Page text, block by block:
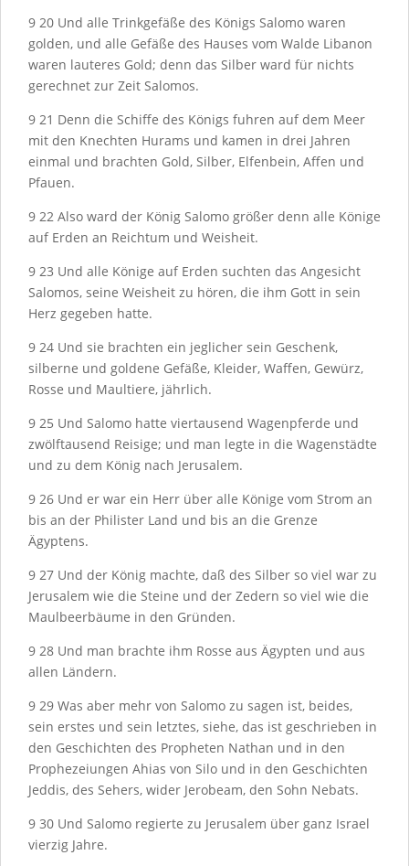
9 20 Und alle Trinkgefäße des Königs Salomo waren
golden, und alle Gefäße des Hauses vom Walde Libanon
waren lauteres Gold; denn das Silber ward für nichts
gerechnet zur Zeit Salomos.
9 21 Denn die Schiffe des Königs fuhren auf dem Meer
mit den Knechten Hurams und kamen in drei Jahren
einmal und brachten Gold, Silber, Elfenbein, Affen und
Pfauen.
9 22 Also ward der König Salomo größer denn alle Könige
auf Erden an Reichtum und Weisheit.
9 23 Und alle Könige auf Erden suchten das Angesicht
Salomos, seine Weisheit zu hören, die ihm Gott in sein
Herz gegeben hatte.
9 24 Und sie brachten ein jeglicher sein Geschenk,
silberne und goldene Gefäße, Kleider, Waffen, Gewürz,
Rosse und Maultiere, jährlich.
9 25 Und Salomo hatte viertausend Wagenpferde und
zwölftausend Reisige; und man legte in die Wagenstädte
und zu dem König nach Jerusalem.
9 26 Und er war ein Herr über alle Könige vom Strom an
bis an der Philister Land und bis an die Grenze
Ägyptens.
9 27 Und der König machte, daß des Silber so viel war zu
Jerusalem wie die Steine und der Zedern so viel wie die
Maulbeerbäume in den Gründen.
9 28 Und man brachte ihm Rosse aus Ägypten und aus
allen Ländern.
9 29 Was aber mehr von Salomo zu sagen ist, beides,
sein erstes und sein letztes, siehe, das ist geschrieben in
den Geschichten des Propheten Nathan und in den
Prophezeiungen Ahias von Silo und in den Geschichten
Jeddis, des Sehers, wider Jerobeam, den Sohn Nebats.
9 30 Und Salomo regierte zu Jerusalem über ganz Israel
vierzig Jahre.